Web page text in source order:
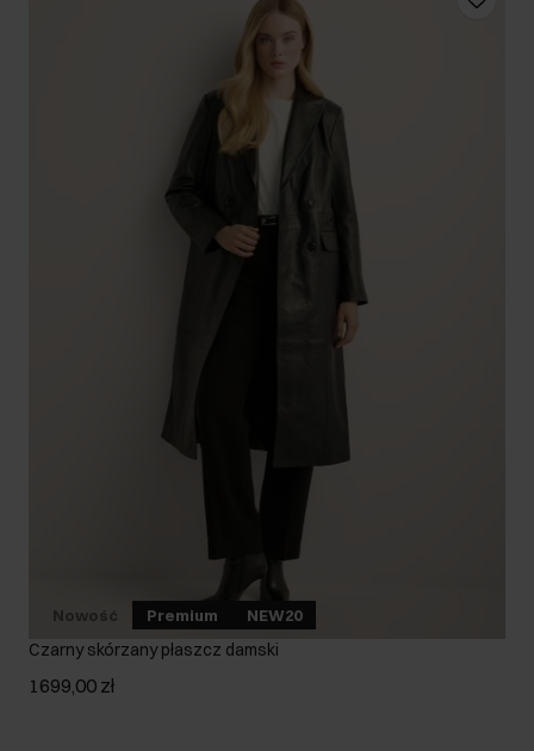
Nowość Premium NEW20
Czarny skórzany płaszcz damski
1699,00 zł